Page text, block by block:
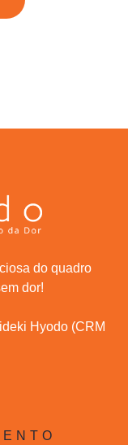
do quadro
dor!
Hyodo (CRM